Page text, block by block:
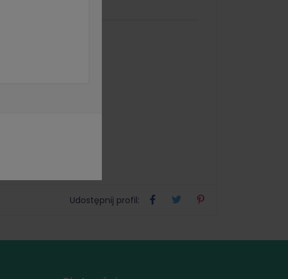
Udostępnij profil: